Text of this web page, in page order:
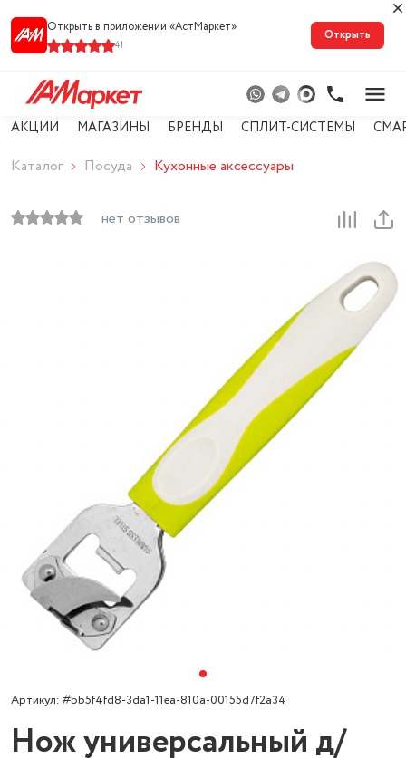
Открыть в приложении «АстМарке‪т‬»
41
Открыть
АКЦИИ МАГАЗИНЫ БРЕНДЫ СПЛИТ-СИСТЕМЫ
Каталог Посуда Кухонные аксессуары
нет отзывов
Артикул: #bb5f4fd8-3da1-11ea-810a-00155d7f2a34
Нож универсальный д/